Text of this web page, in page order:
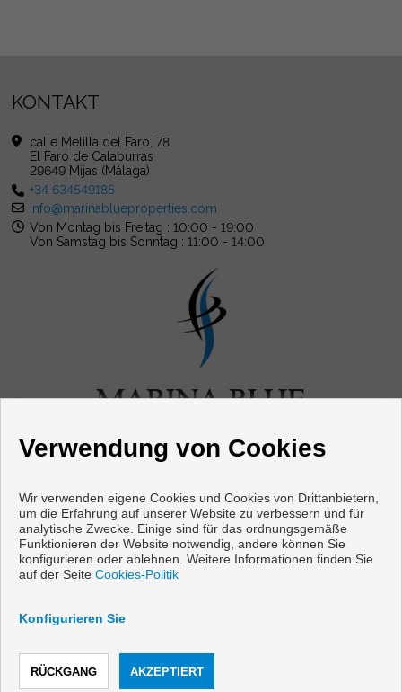
KONTAKT
calle Melilla del Faro, 78
El Faro de Calaburras
29649 Mijas (Málaga)
+34 634549185
info@marinablueproperties.com
Von Montag bis Freitag : 10:00 - 19:00
Von Samstag bis Sonntag : 11:00 - 14:00
Wohnungen und häuser zum verkauf in Mijas
datenschutzgesetz
Verwendung von Cookies
Wir verwenden eigene Cookies und Cookies von Drittanbietern,
um die Erfahrung auf unserer Website zu verbessern und für
analytische Zwecke. Einige sind für das ordnungsgemäße
Funktionieren der Website notwendig, andere können Sie
konfigurieren oder ablehnen. Weitere Informationen finden Sie
auf der Seite Cookies-Politik
Konfigurieren Sie